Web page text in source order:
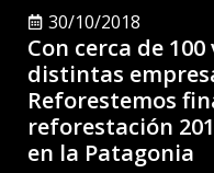
30/10/2018
Con cerca de
distintas
Reforestemos
reforestación
en la Patagonia